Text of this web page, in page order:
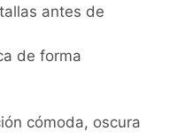
antes de
de forma
cómoda, oscura